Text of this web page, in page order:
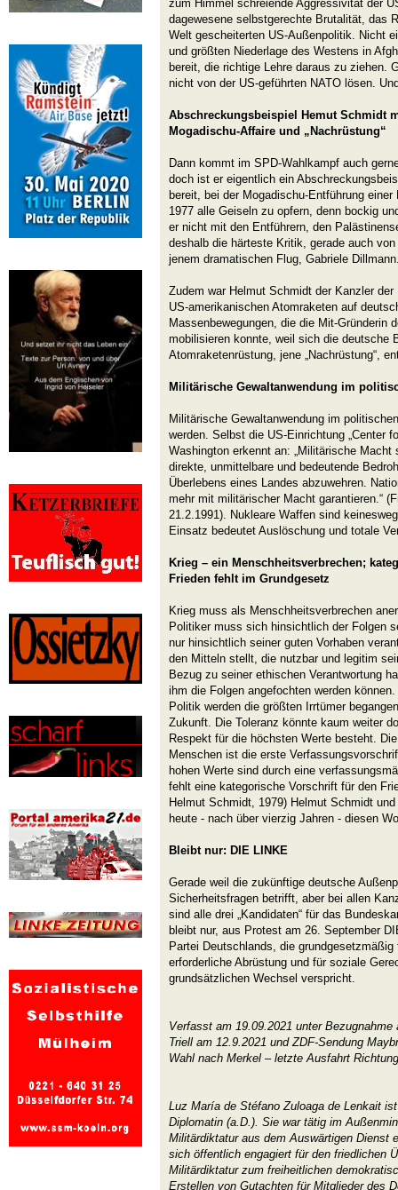
zum Himmel schreiende Aggressivität der
dagewesene selbstgerechte Brutalität, das
Welt gescheiterten US-Außenpolitik. Nicht
und größten Niederlage des Westens in
bereit, die richtige Lehre daraus zu ziehen.
nicht von der US-geführten NATO lösen.
Abschreckungsbeispiel Hemut Schmidt
Mogadischu-Affaire und „Nachrüstung“
Dann kommt im SPD-Wahlkampf auch
doch ist er eigentlich ein
bereit, bei der Mogadischu-Entführung
1977 alle Geiseln zu opfern, denn bockig
er nicht mit den Entführern, den
deshalb die härteste Kritik, gerade auch
jenem dramatischen Flug, Gabriele
Zudem war Helmut Schmidt der Kanzler
US-amerikanischen Atomraketen auf
Massenbewegungen, die die Mit-Gründerin
mobilisieren konnte, weil sich die deutsche
Atomraketenrüstung, jene „Nachrüstung“,
Militärische Gewaltanwendung im
Militärische Gewaltanwendung im
werden. Selbst die US-Einrichtung „Center
Washington erkennt an: „Militärische
direkte, unmittelbare und bedeutende
Überlebens eines Landes abzuwehren.
mehr mit militärischer Macht garantieren.“
21.2.1991). Nukleare Waffen sind
Einsatz bedeutet Auslöschung und totale
Krieg – ein Menschheitsverbrechen;
Frieden fehlt im Grundgesetz
Krieg muss als Menschheitsverbrechen
Politiker muss sich hinsichtlich der Folgen
nur hinsichtlich seiner guten Vorhaben
den Mitteln stellt, die nutzbar und legitim
Bezug zu seiner ethischen Verantwortung
ihm die Folgen angefochten werden
Politik werden die größten Irrtümer
Zukunft. Die Toleranz könnte kaum weiter
Respekt für die höchsten Werte besteht.
Menschen ist die erste
hohen Werte sind durch eine
fehlt eine kategorische Vorschrift für den
Helmut Schmidt, 1979) Helmut Schmidt
heute - nach über vierzig Jahren - diesen
Bleibt nur: DIE LINKE
Gerade weil die zukünftige deutsche
Sicherheitsfragen betrifft, aber bei allen
sind alle drei „Kandidaten“ für das
bleibt nur, aus Protest am 26. September
Partei Deutschlands, die
erforderliche Abrüstung und für soziale
grundsätzlichen Wechsel verspricht.
Verfasst am 19.09.2021 unter
Triell am 12.9.2021 und ZDF-Sendung
Wahl nach Merkel – letzte Ausfahrt
Luz María de Stéfano Zuloaga de Lenkait
Diplomatin (a.D.). Sie war tätig im
Militärdiktatur aus dem Auswärtigen Dienst
sich öffentlich engagiert für den friedlichen
Militärdiktatur zum freiheitlichen
Erstellen von Gutachten für Mitglieder des